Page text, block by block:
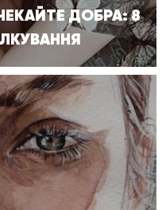
ДОБРА: 8